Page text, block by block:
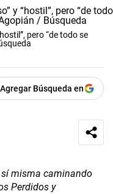
pero “de todo se
Agregar Búsqueda en
misma caminando
Perdidos y